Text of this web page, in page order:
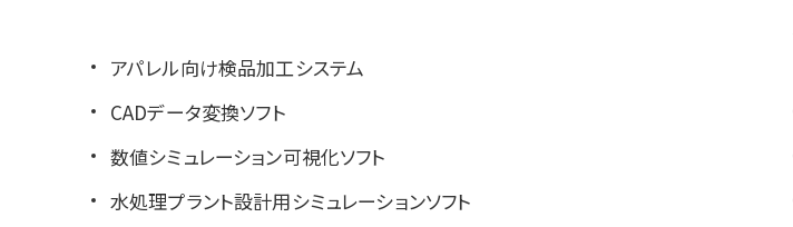
アパレル向け検品加工システム
CADデータ変換ソフト
数値シミュレーション可視化ソフト
水処理プラント設計用シミュレーションソフト